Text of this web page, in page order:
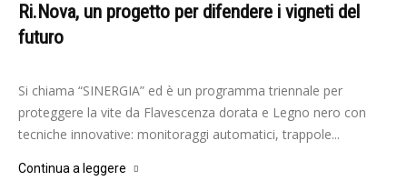
Ri.Nova, un progetto per difendere i vigneti del
futuro
Elisabetta Gori
Si chiama “SINERGIA” ed è un programma triennale per
proteggere la vite da Flavescenza dorata e Legno nero con
tecniche innovative: monitoraggi automatici, trappole...
Continua a leggere